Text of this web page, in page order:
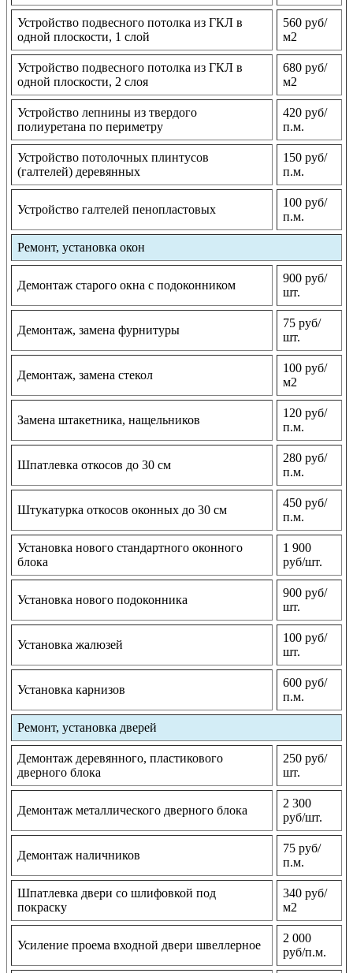
Устройство подвесного потолка из ГКЛ в
одной плоскости, 1 слой
560 руб/
м2
Устройство подвесного потолка из ГКЛ в
одной плоскости, 2 слоя
680 руб/
м2
Устройство лепнины из твердого
полиуретана по периметру
420 руб/
п.м.
Устройство потолочных плинтусов
(галтелей) деревянных
150 руб/
п.м.
Устройство галтелей пенопластовых
100 руб/
п.м.
Ремонт, установка окон
Демонтаж старого окна с подоконником
900 руб/
шт.
Демонтаж, замена фурнитуры
75 руб/
шт.
Демонтаж, замена стекол
100 руб/
м2
Замена штакетника, нащельников
120 руб/
п.м.
Шпатлевка откосов до 30 см
280 руб/
п.м.
Штукатурка откосов оконных до 30 см
450 руб/
п.м.
Установка нового стандартного оконного
блока
1 900
руб/шт.
Установка нового подоконника
900 руб/
шт.
Установка жалюзей
100 руб/
шт.
Установка карнизов
600 руб/
п.м.
Ремонт, установка дверей
Демонтаж деревянного, пластикового
дверного блока
250 руб/
шт.
Демонтаж металлического дверного блока
2 300
руб/шт.
Демонтаж наличников
75 руб/
п.м.
Шпатлевка двери со шлифовкой под
покраску
340 руб/
м2
Усиление проема входной двери швеллерное
2 000
руб/п.м.